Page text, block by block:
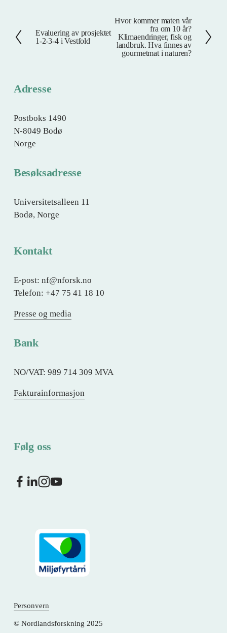
F
i
Evaluering av prosjektet
1-2-3-4 i Vestfold
N
s
Hvor kommer maten vår
fra om 10 år?
Klimaendringer, fisk og
landbruk. Hva finnes av
gourmetmat i naturen?
Adresse
Postboks 1490
N-8049 Bodø
Norge
Besøksadresse
Universitetsalleen 11
Bodø, Norge
Kontakt
E-post: nf@nforsk.no
Telefon: +47 75 41 18 10
Presse og media
Bank
NO/VAT: 989 714 309 MVA
Fakturainformasjon
Følg oss
Personvern
© Nordlandsforskning 2025